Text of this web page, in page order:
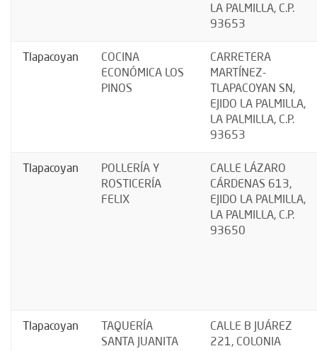
LA PALMILLA, C.P.
93653
Tlapacoyan
COCINA
ECONÓMICA LOS
PINOS
CARRETERA
MARTÍNEZ-
TLAPACOYAN SN,
EJIDO LA PALMILLA,
LA PALMILLA, C.P.
93653
Tlapacoyan
POLLERÍA Y
ROSTICERÍA
FELIX
CALLE LÁZARO
CÁRDENAS 613,
EJIDO LA PALMILLA,
LA PALMILLA, C.P.
93650
Tlapacoyan
TAQUERÍA
SANTA JUANITA
CALLE B JUÁREZ
221, COLONIA